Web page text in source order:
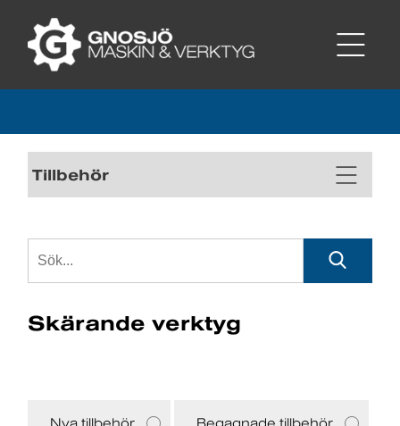
Tillbehör
Skärande verktyg
Nya tillbehör Begagnade tillbehör